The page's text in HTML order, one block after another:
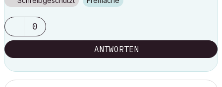
0
ANTWORTEN